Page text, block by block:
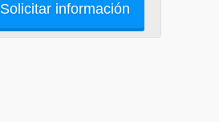
Solicitar información